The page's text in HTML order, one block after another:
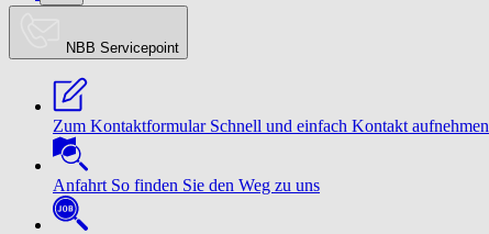
NBB Servicepoint
Zum Kontaktformular Schnell und einfach Kontakt aufnehmen
Anfahrt So finden Sie den Weg zu uns